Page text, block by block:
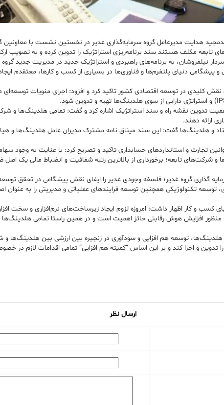
هدایت مدیرعامل گروه سرمایه‌گذاری غدیر در نخستین نشست با معاونین
مکلف هستند سند برنامه‌ریزی استراتژیک را تدوین کرده و به تصویب
به برنامه‌های راهبردی و استراتژیک جدید در مدیریت جدید گروه
پیشگامی دنیای پلتفرم‌ها و فناوری‌ها در بسیاری از کسب و کارها، معتقدم
نقش کلیدی در توسعه اقتصادی کشور تاکید کرد و افزود: اجرای منویات
تدوین نقشه راه و سند استراتژیک اشاره کرد و گفت: تمامی هلدینگ‌ها و
ارائه دهند.
و هلدینگ‌ها گفت: این سند میثاق نامه مشترک مدیران عامل هلدینگ‌ها و
تجارت و استانداردهای حسابداری تاکید و تصریح کرد: با عنایت به وجود
تابعه؛ برخورداری از بالاترین رتبه شفافیت و انضباط مالی یک
گذاری گروه غدیر؛ فلسفه وجودی غدیر را ایفای نقش پیشگامی در تحقق
توسعه تکنولوژیکی همچنین توسعه فرایندهای عملیاتی و مدیریتی را به عنوان
و کار اظهار داشت: امروزه لزوم ایجاد زیرساخت‌های نرم‌افزاری و سخت
افزایش هوش رقابتی حائز اهمیت است و در همین راستا تمامی
هلدینگ‌ها، توسعه هم افزایی و سودآوری در زنجیره بین ارزشی بین
و اجرا کند و بر این اساس “کمیته هم افزایی” تمامی اقدامات لازم در
ارسال نظر